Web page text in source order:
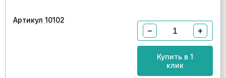
Артикул 10102
− +
Купить в 1
клик